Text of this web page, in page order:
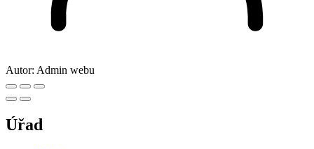
Autor: Admin webu
Úřad